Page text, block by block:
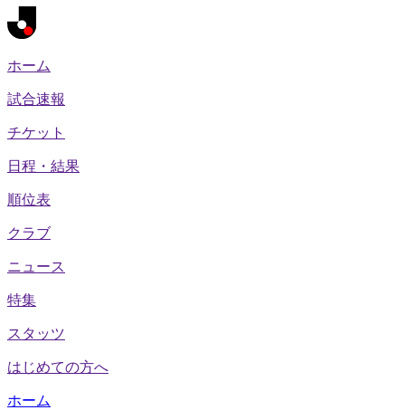
ホーム
試合速報
チケット
日程・結果
順位表
クラブ
ニュース
特集
スタッツ
はじめての方へ
ホーム